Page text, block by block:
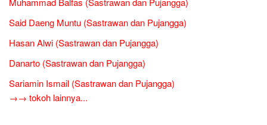
Said Daeng Muntu (Sastrawan dan Pujangga)
Hasan Alwi (Sastrawan dan Pujangga)
Danarto (Sastrawan dan Pujangga)
Sariamin Ismail (Sastrawan dan Pujangga)
→→ tokoh lainnya...